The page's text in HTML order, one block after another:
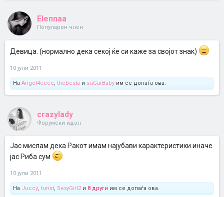
Elennaa
Популарен член
Девица. (нормално дека секој ќе си каже за својот знак)
10 јули 2011
На Angel4eeee, thebesta и suGarBaby им се допаѓа ова.
crazylady
Форумски идол
Јас мислам дека Ракот имам најубави карактеристики иначе
јас Риба сум
10 јули 2011
На Juccy, turist, SexyGirl2и 8 други им се допаѓа ова.